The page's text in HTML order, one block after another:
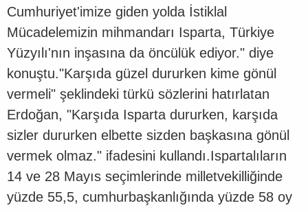
Cumhuriyet'imize giden yolda İstiklal
Mücadelemizin mihmandarı Isparta, Türkiye
Yüzyılı'nın inşasına da öncülük ediyor." diye
konuştu."Karşıda güzel dururken kime gönül
vermeli" şeklindeki türkü sözlerini hatırlatan
Erdoğan, "Karşıda Isparta dururken, karşıda
sizler dururken elbette sizden başkasına gönül
vermek olmaz." ifadesini kullandı.Ispartalıların
14 ve 28 Mayıs seçimlerinde milletvekilliğinde
yüzde 55,5, cumhurbaşkanlığında yüzde 58 oy